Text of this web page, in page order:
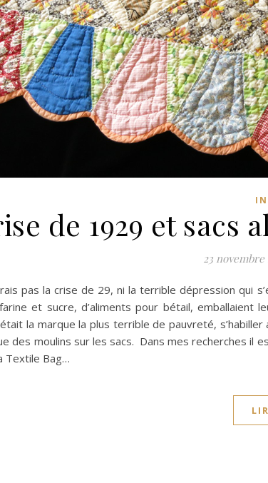
de 1929 et
23 novembre
pas la crise de 29, ni la terrible dépression qui
et sucre, d’aliments pour bétail, emballaient
la marque la plus terrible de pauvreté,
des moulins sur les sacs. Dans mes recherches il
Textile Bag…